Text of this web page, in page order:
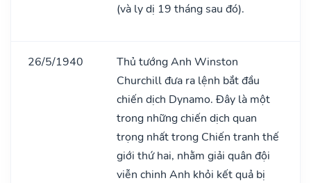
(và ly dị 19 tháng sau đó).
26/5/1940
Thủ tướng Anh Winston
Churchill đưa ra lệnh bắt đầu
chiến dịch Dynamo. Đây là một
trong những chiến dịch quan
trọng nhất trong Chiến tranh thế
giới thứ hai, nhằm giải quân đội
viễn chinh Anh khỏi kết quả bị